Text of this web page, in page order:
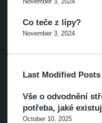
Co teče z lípy?
November 3, 2024
Last Modified Posts
Vše o odvodnění
potřeba, jaké
October 10, 2025